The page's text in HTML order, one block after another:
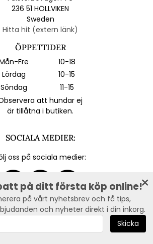
på ditt första köp online!
på vårt nyhetsbrev och få tips,
och nyheter direkt i din inkorg.
236 51 HÖLLVIKEN
Sweden
Hitta hit (extern länk)
ÖPPETTIDER
Fre
10-18
Lördag
10-15
Söndag
11-15
att hundar ej
är tillåtna i butiken.
SOCIALA MEDIER:
oss på sociala medier: